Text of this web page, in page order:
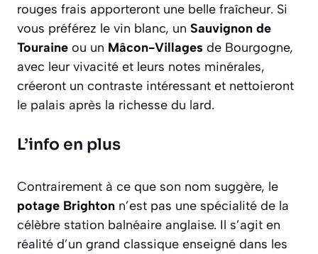
rouges frais apporteront une belle fraîcheur. Si
vous préférez le vin blanc, un Sauvignon de
Touraine ou un Mâcon-Villages de Bourgogne,
avec leur vivacité et leurs notes minérales,
créeront un contraste intéressant et nettoieront
le palais après la richesse du lard.
L’info en plus
Contrairement à ce que son nom suggère, le
potage Brighton n’est pas une spécialité de la
célèbre station balnéaire anglaise. Il s’agit en
réalité d’un grand classique enseigné dans les